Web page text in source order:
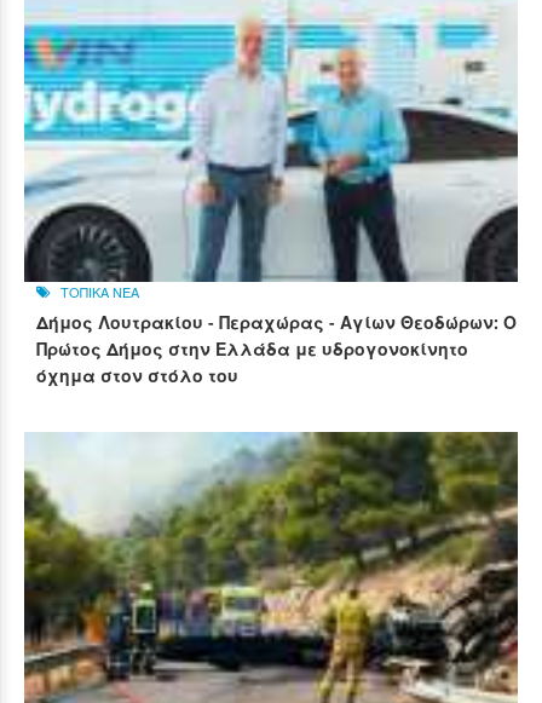
ΤΟΠΙΚΑ ΝΕΑ
Δήμος Λουτρακίου - Περαχώρας - Αγίων Θεοδώρων: Ο
Πρώτος Δήμος στην Ελλάδα με υδρογονοκίνητο
όχημα στον στόλο του